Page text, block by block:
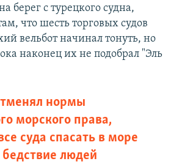
берег с турецкого судна,
что шесть торговых судов
вельбот начинал тонуть, но
наконец их не подобрал "Эль
нормы
морского права,
суда спасать в море
людей